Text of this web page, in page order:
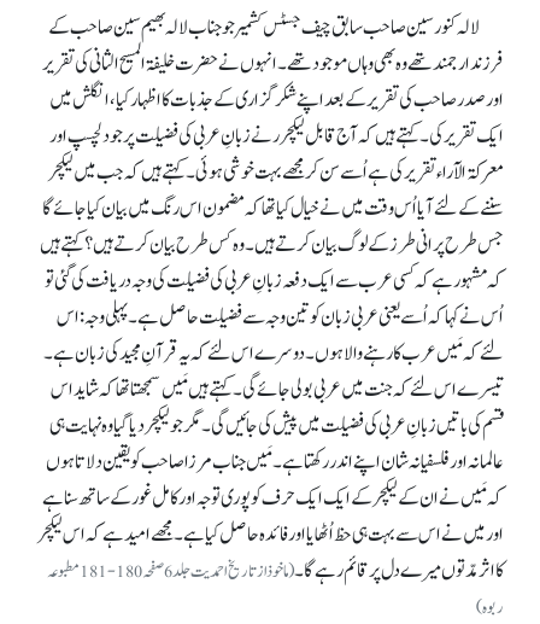
لالہ کنور سین صاحب سابق چیف جسٹس کشمیر جو جناب لالہ بھیم سین صاحب کے
فرزند ارجمند تھے وہ بھی وہاں موجود تھے۔ انہوں نے حضرت خلیفۃ المسیح الثانی کی تقریر
اور صدر صاحب کی تقریر کے بعد اپنے شکرگزاری کے جذبات کا اظہار کیا، انگلش میں
ایک تقریر کی۔ کہتے ہیں کہ آج قابل لیکچرر نے زبانِ عربی کی فضیلت پر جو دلچسپ اور
معرکۃ الآراء تقریر کی ہے اُسے سن کر مجھے بہت خوشی ہوئی۔ کہتے ہیں کہ جب میں لیکچر
سننے کے لئے آیا اُس وقت میں نے خیال کیا تھا کہ مضمون اس رنگ میں بیان کیا جائے گا
جس طرح پرانی طرز کے لوگ بیان کرتے ہیں۔ وہ کس طرح بیان کرتے ہیں ؟ کہتے ہیں
کہ مشہور ہے کہ کسی عرب سے ایک دفعہ زبانِ عربی کی فضیلت کی وجہ دریافت کی گئی تو
اُس نے کہا کہ اُسے یعنی عربی زبان کو تین وجہ سے فضیلت حاصل ہے۔ پہلی وجہ: اس
لئے کہ مَیں عرب کا رہنے والا ہوں۔ دوسرے اس لئے کہ یہ قرآنِ مجید کی زبان ہے۔
تیسرے اس لئے کہ جنت میں عربی بولی جائے گی۔ کہتے ہیں مَیں سمجھتا تھا کہ شاید اس
قسم کی باتیں زبانِ عربی کی فضیلت میں پیش کی جائیں گی۔ مگر جو لیکچر دیا گیا وہ نہایت ہی
عالمانہ اور فلسفیانہ شان اپنے اندر رکھتا ہے۔ مَیں جناب مرزا صاحب کو یقین دلاتا ہوں
کہ مَیں نے ان کے لیکچر کے ایک ایک حرف کو پوری توجہ اور کامل غور کے ساتھ سنا ہے
اور میں نے اس سے بہت ہی حظ اُٹھایا اور فائدہ حاصل کیا ہے۔ مجھے امید ہے کہ اس لیکچر
کا اثر مدّتوں میرے دل پر قائم رہے گا۔
(ماخوذاز تاریخ احمدیت جلد6صفحہ180-181مطبوعہ
ربوہ)